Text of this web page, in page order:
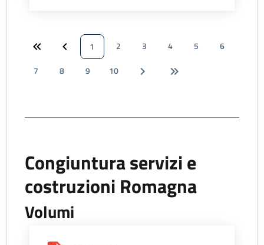
1 2 3 4 5
6
7
8 9 10
Congiuntura servizi e
costruzioni Romagna
Volumi